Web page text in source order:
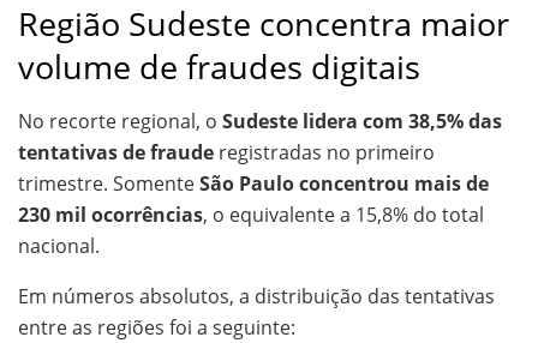
Região Sudeste concentra maior
volume de fraudes digitais
No recorte regional, o Sudeste lidera com 38,5% das
tentativas de fraude registradas no primeiro
trimestre. SomenteSão Paulo concentrou mais de
230 mil ocorrências, o equivalente a 15,8% do total
nacional.
Em números absolutos, a distribuição das tentativas
entre as regiões foi a seguinte: